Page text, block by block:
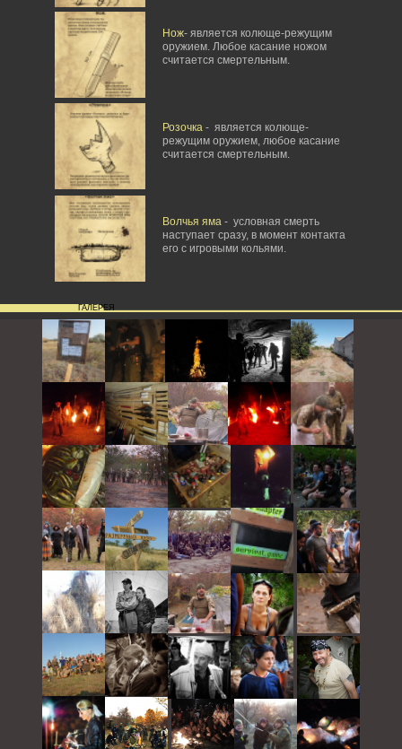
Нож- является колюще-режущим
оружием. Любое касание ножом
считается смертельным.
Розочка- является колюще-
режущим оружием, любое касание
считается смертельным.
Волчья яма- условная смерть
наступает сразу, в момент контакта
его с игровыми кольями.
ГАЛЕРЕЯ